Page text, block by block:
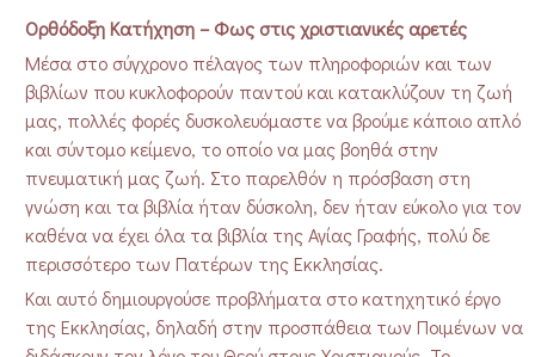
Ορθόδοξη Κατήχηση – Φως στις χριστιανικές αρετές
Μέσα στο σύγχρονο πέλαγος των πληροφοριών και των
βιβλίων που κυκλοφορούν παντού και κατακλύζουν τη ζωή
μας, πολλές φορές δυσκολευόμαστε να βρούμε κάποιο απλό
και σύντομο κείμενο, το οποίο να μας βοηθά στην
πνευματική μας ζωή. Στο παρελθόν η πρόσβαση στη
γνώση και τα βιβλία ήταν δύσκολη, δεν ήταν εύκολο για τον
καθένα να έχει όλα τα βιβλία της Αγίας Γραφής, πολύ δε
περισσότερο των Πατέρων της Εκκλησίας.
Και αυτό δημιουργούσε προβλήματα στο κατηχητικό έργο
της Εκκλησίας, δηλαδή στην προσπάθεια των Ποιμένων να